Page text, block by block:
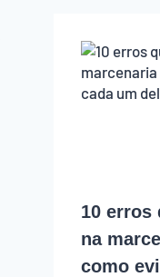
10 erros
na
como